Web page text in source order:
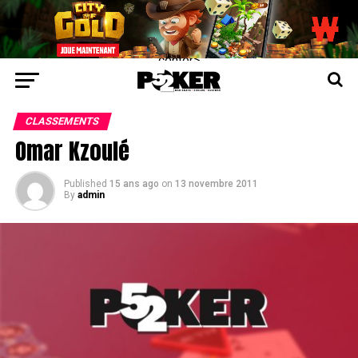
center>
CLASSEMENTS
Omar Kzoulé
Published 15 ans ago on 13 novembre 2011
By admin